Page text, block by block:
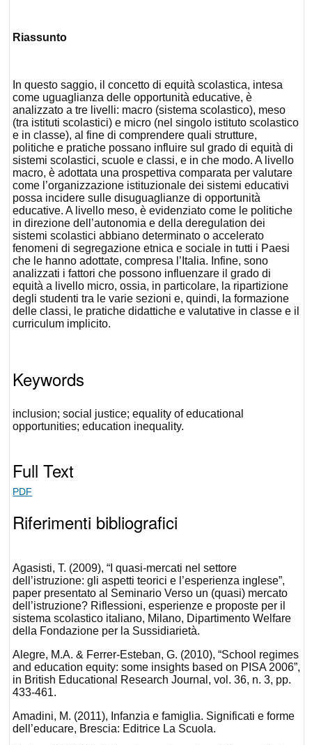
Riassunto
In questo saggio, il concetto di equità scolastica, intesa
come uguaglianza delle opportunità educative, è
analizzato a tre livelli: macro (sistema scolastico), meso
(tra istituti scolastici) e micro (nel singolo istituto scolastico
e in classe), al fine di comprendere quali strutture,
politiche e pratiche possano influire sul grado di equità di
sistemi scolastici, scuole e classi, e in che modo. A livello
macro, è adottata una prospettiva comparata per valutare
come l’organizzazione istituzionale dei sistemi educativi
possa incidere sulle disuguaglianze di opportunità
educative. A livello meso, è evidenziato come le politiche
in direzione dell’autonomia e della deregulation dei
sistemi scolastici abbiano determinato o accelerato
fenomeni di segregazione etnica e sociale in tutti i Paesi
che le hanno adottate, compresa l’Italia. Infine, sono
analizzati i fattori che possono influenzare il grado di
equità a livello micro, ossia, in particolare, la ripartizione
degli studenti tra le varie sezioni e, quindi, la formazione
delle classi, le pratiche didattiche e valutative in classe e il
curriculum implicito.
Keywords
inclusion; social justice; equality of educational
opportunities; education inequality.
Full Text
PDF
Riferimenti bibliografici
Agasisti, T. (2009), “I quasi-mercati nel settore
dell’istruzione: gli aspetti teorici e l’esperienza inglese”,
paper presentato al Seminario Verso un (quasi) mercato
dell’istruzione? Riflessioni, esperienze e proposte per il
sistema scolastico italiano, Milano, Dipartimento Welfare
della Fondazione per la Sussidiarietà.
Alegre, M.A. & Ferrer-Esteban, G. (2010), “School regimes
and education equity: some insights based on PISA 2006”,
in British Educational Research Journal, vol. 36, n. 3, pp.
433-461.
Amadini, M. (2011), Infanzia e famiglia. Significati e forme
dell’educare, Brescia: Editrice La Scuola.